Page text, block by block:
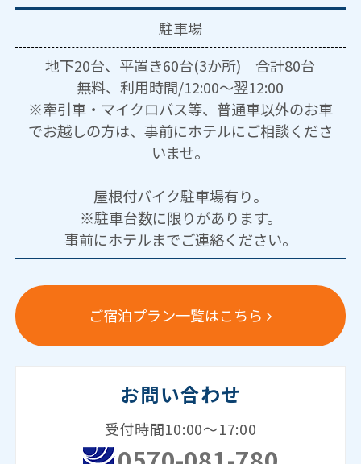
駐車場
地下20台、平置き60台(3か所) 合計80台
無料、利用時間/12:00～翌12:00
※牽引車・マイクロバス等、普通車以外のお車
でお越しの方は、事前にホテルにご相談くださ
いませ。
屋根付バイク駐車場有り。
※駐車台数に限りがあります。
事前にホテルまでご連絡ください。
ご宿泊プラン一覧はこちら
お問い合わせ
受付時間10:00～17:00